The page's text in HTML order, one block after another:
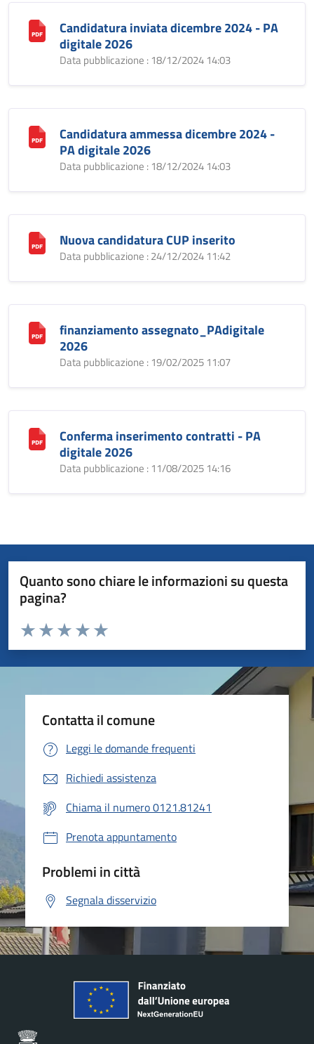
Candidatura inviata dicembre 2024 - PA
digitale 2026
Data pubblicazione : 18/12/2024 14:03
Candidatura ammessa dicembre 2024 -
PA digitale 2026
Data pubblicazione : 18/12/2024 14:03
Nuova candidatura CUP inserito
Data pubblicazione : 24/12/2024 11:42
finanziamento assegnato_PAdigitale
2026
Data pubblicazione : 19/02/2025 11:07
Conferma inserimento contratti - PA
digitale 2026
Data pubblicazione : 11/08/2025 14:16
Quanto sono chiare le informazioni su questa
pagina?
Valuta da 1 a 5 stelle la pagina
Valuta 5 stelle su 5
Valuta 4 stelle su 5
Valuta 3 stelle su 5
Valuta 2 stelle su 5
Valuta 1 stelle su 5
Contatta il comune
Leggi le domande frequenti
Richiedi assistenza
Chiama il numero 0121.81241
Prenota appuntamento
Problemi in città
Segnala disservizio